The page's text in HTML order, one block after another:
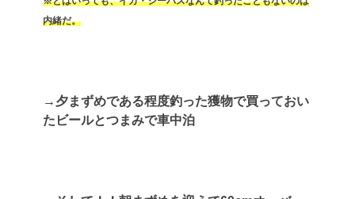
内緒だ。
→夕まずめである程度釣った獲物で買っておい
たビールとつまみで車中泊